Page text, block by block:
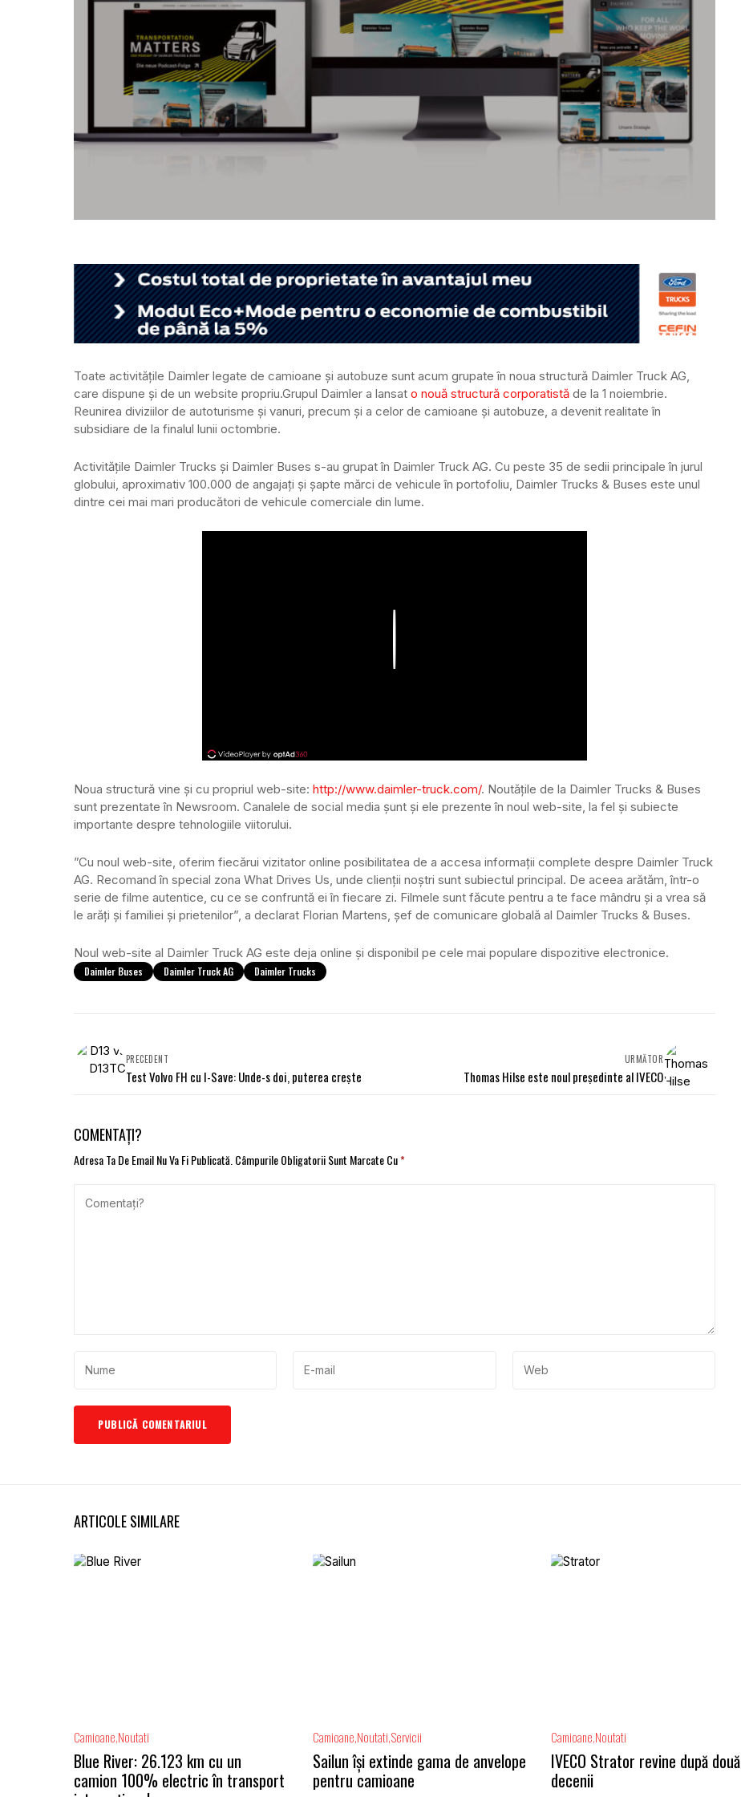
Toate activitățile Daimler legate de camioane și autobuze sunt acum grupate în noua structură Daimler Truck AG,
care dispune și de un website propriu.Grupul Daimler a lansat o nouă structură corporatistă de la 1 noiembrie.
Reunirea diviziilor de autoturisme și vanuri, precum și a celor de camioane și autobuze, a devenit realitate în
subsidiare de la finalul lunii octombrie.
Activitățile Daimler Trucks și Daimler Buses s-au grupat în Daimler Truck AG. Cu peste 35 de sedii principale în jurul
globului, aproximativ 100.000 de angajați și șapte mărci de vehicule în portofoliu, Daimler Trucks & Buses este unul
dintre cei mai mari producători de vehicule comerciale din lume.
Noua structură vine și cu propriul web-site: http://www.daimler-truck.com/. Noutățile de la Daimler Trucks & Buses
sunt prezentate în Newsroom. Canalele de social media șunt și ele prezente în noul web-site, la fel și subiecte
importante despre tehnologiile viitorului.
”Cu noul web-site, oferim fiecărui vizitator online posibilitatea de a accesa informații complete despre Daimler Truck
AG. Recomand în special zona What Drives Us, unde clienții noștri sunt subiectul principal. De aceea arătăm, într-o
serie de filme autentice, cu ce se confruntă ei în fiecare zi. Filmele sunt făcute pentru a te face mândru și a vrea să
le arăți și familiei și prietenilor”, a declarat Florian Martens, șef de comunicare globală al Daimler Trucks & Buses.
Noul web-site al Daimler Truck AG este deja online și disponibil pe cele mai populare dispozitive electronice.
Daimler Buses Daimler Truck AG Daimler Trucks
PRECEDENT
Test Volvo FH cu I-Save: Unde-s doi, puterea crește
URMĂTOR
Thomas Hilse este noul președinte al IVECO
COMENTAȚI?
Adresa Ta De Email Nu Va Fi Publicată. Câmpurile Obligatorii Sunt Marcate Cu*
ARTICOLE SIMILARE
Camioane Noutati
Blue River: 26.123 km cu un
camion 100% electric în transport
Camioane Noutati Servicii
Sailun își extinde gama de anvelope
pentru camioane
Camioane Noutati
IVECO Strator revine după două
decenii